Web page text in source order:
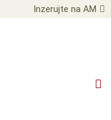
Inzerujte na AM